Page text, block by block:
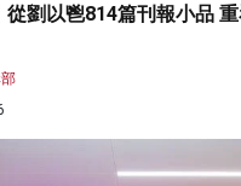
從劉以鬯814篇刊報小品